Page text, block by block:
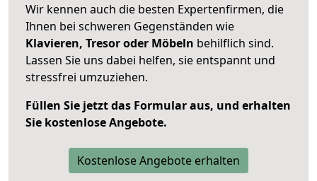
Wir kennen auch die besten Expertenfirmen, die
Ihnen bei schweren Gegenständen wie
Klavieren, Tresor oder Möbeln behilflich sind.
Lassen Sie uns dabei helfen, sie entspannt und
stressfrei umzuziehen.
Füllen Sie jetzt das Formular aus, und erhalten
Sie kostenlose Angebote.
Kostenlose Angebote erhalten